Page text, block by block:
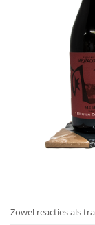
Zowel reacties als